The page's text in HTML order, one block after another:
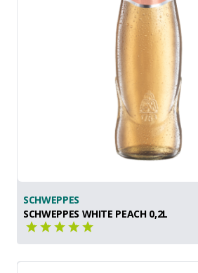
SCHWEPPES
SCHWEPPES WHITE PEACH 0,2L